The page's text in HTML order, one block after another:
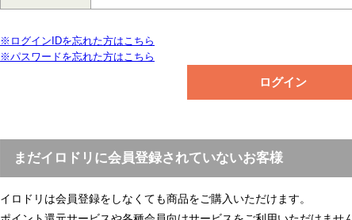
※ログインIDを忘れた方はこちら
※パスワードを忘れた方はこちら
まだイロドリに会員登録されていないお客様
イロドリは会員登録をしなくても商品をご購入いただけます。